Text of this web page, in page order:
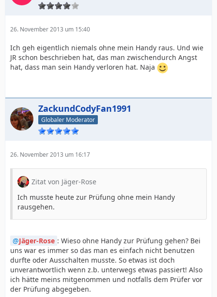
26. November 2013 um 15:40
Ich geh eigentlich niemals ohne mein Handy raus. Und wie
JR schon beschrieben hat, das man zwischendurch Angst
hat, dass man sein Handy verloren hat. Naja
ZackundCodyFan1991
Globaler Moderator
26. November 2013 um 16:17
Zitat von Jäger-Rose
Ich musste heute zur Prüfung ohne mein Handy
rausgehen.
Jäger-Rose : Wieso ohne Handy zur Prüfung gehen? Bei
uns war es immer so das man es einfach nicht benutzen
durfte oder Ausschalten musste. So etwas ist doch
unverantwortlich wenn z.b. unterwegs etwas passiert! Also
ich hätte meins mitgenommen und notfalls dem Prüfer vor
der Prüfung abgegeben.